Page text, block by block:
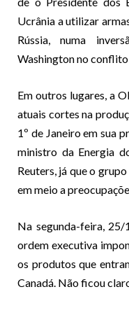
Ucrânia a utilizar
Rússia, numa
Washington no
Em outros lugares, a
atuais cortes na
1º de Janeiro em sua
ministro da Energia
Reuters, já que o
em meio a
Na segunda-feira, 25/
ordem executiva
os produtos que
Canadá. Não ficou